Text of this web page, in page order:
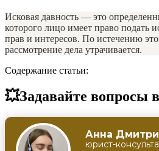
Исковая давность — это
которого лицо имеет право подать
прав и интересов. По истечению
рассмотрение дела утрачивается.
Содержание статьи:
💥Задавайте вопросы